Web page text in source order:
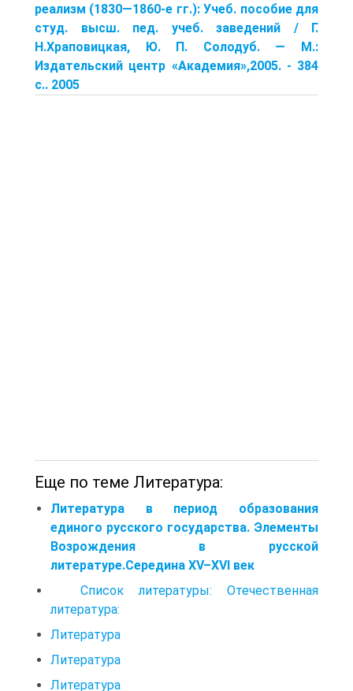
реализм (1830—1860-е гг.): Учеб. пособие для
студ. высш. пед. учеб. заведений / Г.
Н.Храповицкая, Ю. П. Солодуб. — М.:
Издательский центр «Академия»,2005. - 384
с.. 2005
Еще по теме Литература:
Литература в период образования
единого русского государства. Элементы
Возрождения в русской
литературе.Середина XV–XVI век
Список литературы: Отечественная
литература:
Литература
Литература
Литература